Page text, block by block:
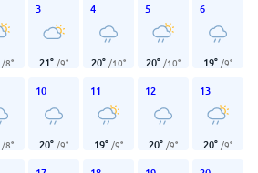
/8°
3
21° /9°
4
20° /10°
5
20° /10°
6
19° /9°
/8°
10
20° /9°
11
19° /9°
12
20° /9°
13
20° /9°